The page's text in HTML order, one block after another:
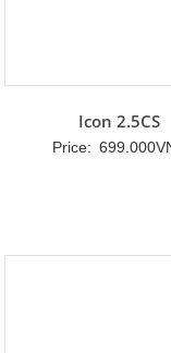
Icon 2.5CS
Price: 699.000